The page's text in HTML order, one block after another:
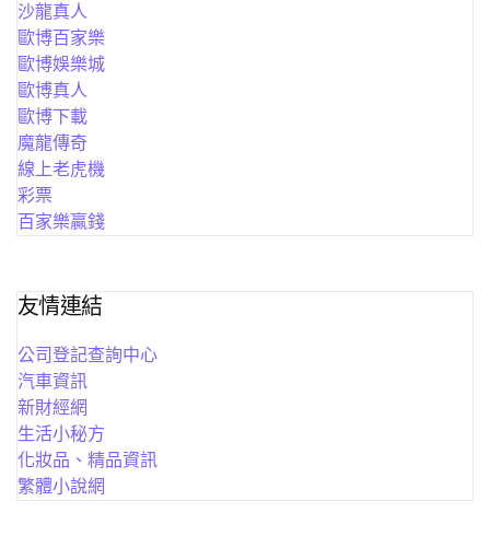
沙龍真人
歐博百家樂
歐博娛樂城
歐博真人
歐博下載
魔龍傳奇
線上老虎機
彩票
百家樂贏錢
友情連結
公司登記查詢中心
汽車資訊
新財經網
生活小秘方
化妝品、精品資訊
繁體小說網